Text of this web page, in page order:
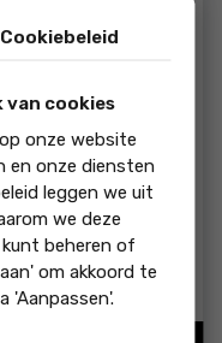
als aankoop. Ze
dat iedereen binnen
allemaal betrokken.
Cookiebeleid
van cookies
onze website
en onze diensten
leggen we uit
we deze
beheren of
om akkoord te
'Aanpassen'.